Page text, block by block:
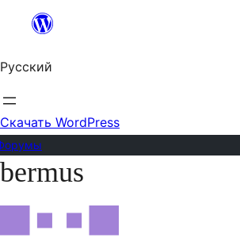
Перейти
содержимому
Русский
Скачать WordPress
Перейти
содержимому
bermus